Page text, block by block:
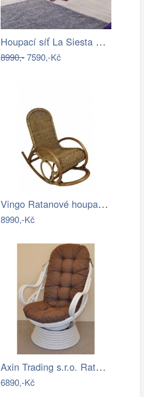
Houpací síť La Siesta BOSSANOVA family …
8990,-7590,-Kč
Vingo Ratanové houpací křeslo - hnědé
8990,-Kč
Axin Trading s.r.o. Ratanové houpací…
6890,-Kč